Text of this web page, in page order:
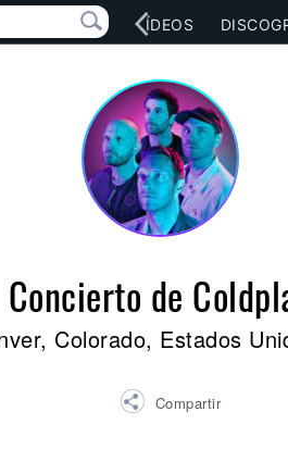
MÚSICA VÍDEOS
Concierto de
Colorado, Estados
Compartir